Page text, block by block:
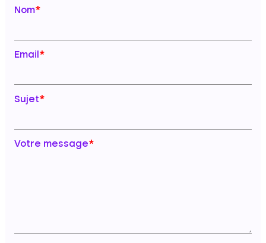
Nom*
Email *
Sujet*
Votre message*